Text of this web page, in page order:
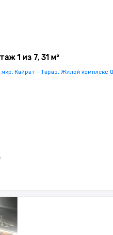
1 из 7, 31 м²
Кайрат - Тараз, Жилой комплекс